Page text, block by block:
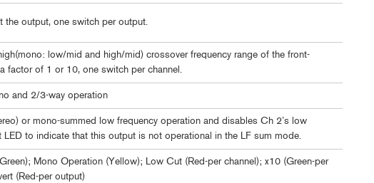
the output, one switch per output.
low/mid and high/mid) crossover frequency range of the front-
factor of 1 or 10, one switch per channel.
and 2/3-way operation
or mono-summed low frequency operation and disables Ch 2’s low
LED to indicate that this output is not operational in the LF sum mode.
Mono Operation (Yellow); Low Cut (Red-per channel); x10 (Green-per
(Red-per output)